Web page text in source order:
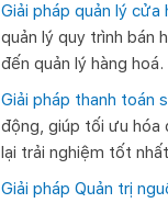
Giải pháp quản lý cửa
quản lý quy trình bán
đến quản lý hàng hoá.
Giải pháp thanh toán
động, giúp tối ưu hóa
lại trải nghiệm tốt
Giải pháp Quản trị